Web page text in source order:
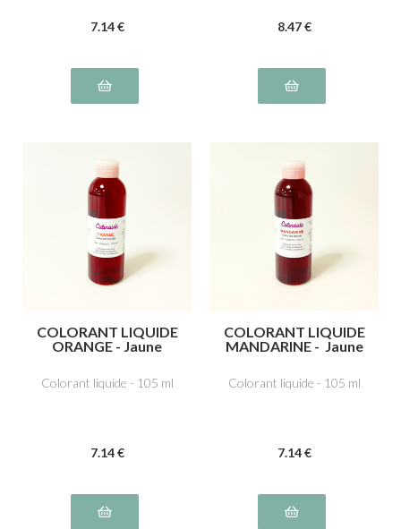
7.14 € 8.47 €
COLORANT LIQUIDE
ORANGE - Jaune
Ponceau 4R, rouge
Colorant liquide - 105 ml
7.14 €
COLORANT LIQUIDE
MANDARINE - Jaune
Ponceau 4R, rouge
Colorant liquide - 105 ml
7.14 €